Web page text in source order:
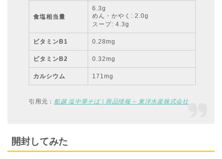
食塩相当量
6.3g
めん・かやく: 2.0g
スープ: 4.3g
ビタミンB1 0.28mg
ビタミンB2 0.32mg
カルシウム 171mg
引用元： 船越 塩中華そば | 商品情報 – 東洋水産株式会社
開封してみた